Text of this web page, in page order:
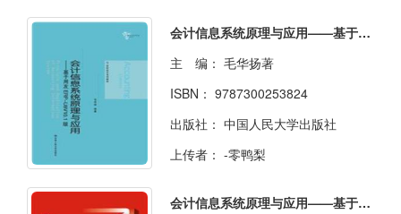
会计信息系统原理与应用——基于用友 ERP-U8V10.1版
主 编： 毛华扬著
ISBN： 9787300253824
出版社： 中国人民大学出版社
上传者： -零鸭梨
会计信息系统原理与应用——基于用友新道U8+V15.0版（第2版）